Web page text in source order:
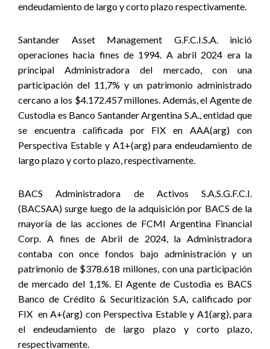
endeudamiento de largo y corto plazo respectivamente.
Santander Asset Management G.F.C.I.S.A. inició
operaciones hacia fines de 1994. A abril 2024 era la
principal Administradora del mercado, con una
participación del 11,7% y un patrimonio administrado
cercano a los $4.172.457 millones. Además, el Agente de
Custodia es Banco Santander Argentina S.A., entidad que
se encuentra calificada por FIX en AAA(arg) con
Perspectiva Estable y A1+(arg) para endeudamiento de
largo plazo y corto plazo, respectivamente.
BACS Administradora de Activos S.A.S.G.F.C.I.
(BACSAA) surge luego de la adquisición por BACS de la
mayoría de las acciones de FCMI Argentina Financial
Corp. A fines de Abril de 2024, la Administradora
contaba con once fondos bajo administración y un
patrimonio de $378.618 millones, con una participación
de mercado del 1,1%. El Agente de Custodia es BACS
Banco de Crédito & Securitización S.A, calificado por
FIX en A+(arg) con Perspectiva Estable y A1(arg), para
el endeudamiento de largo plazo y corto plazo,
respectivamente.